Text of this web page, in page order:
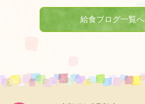
給食ブログ一覧へ